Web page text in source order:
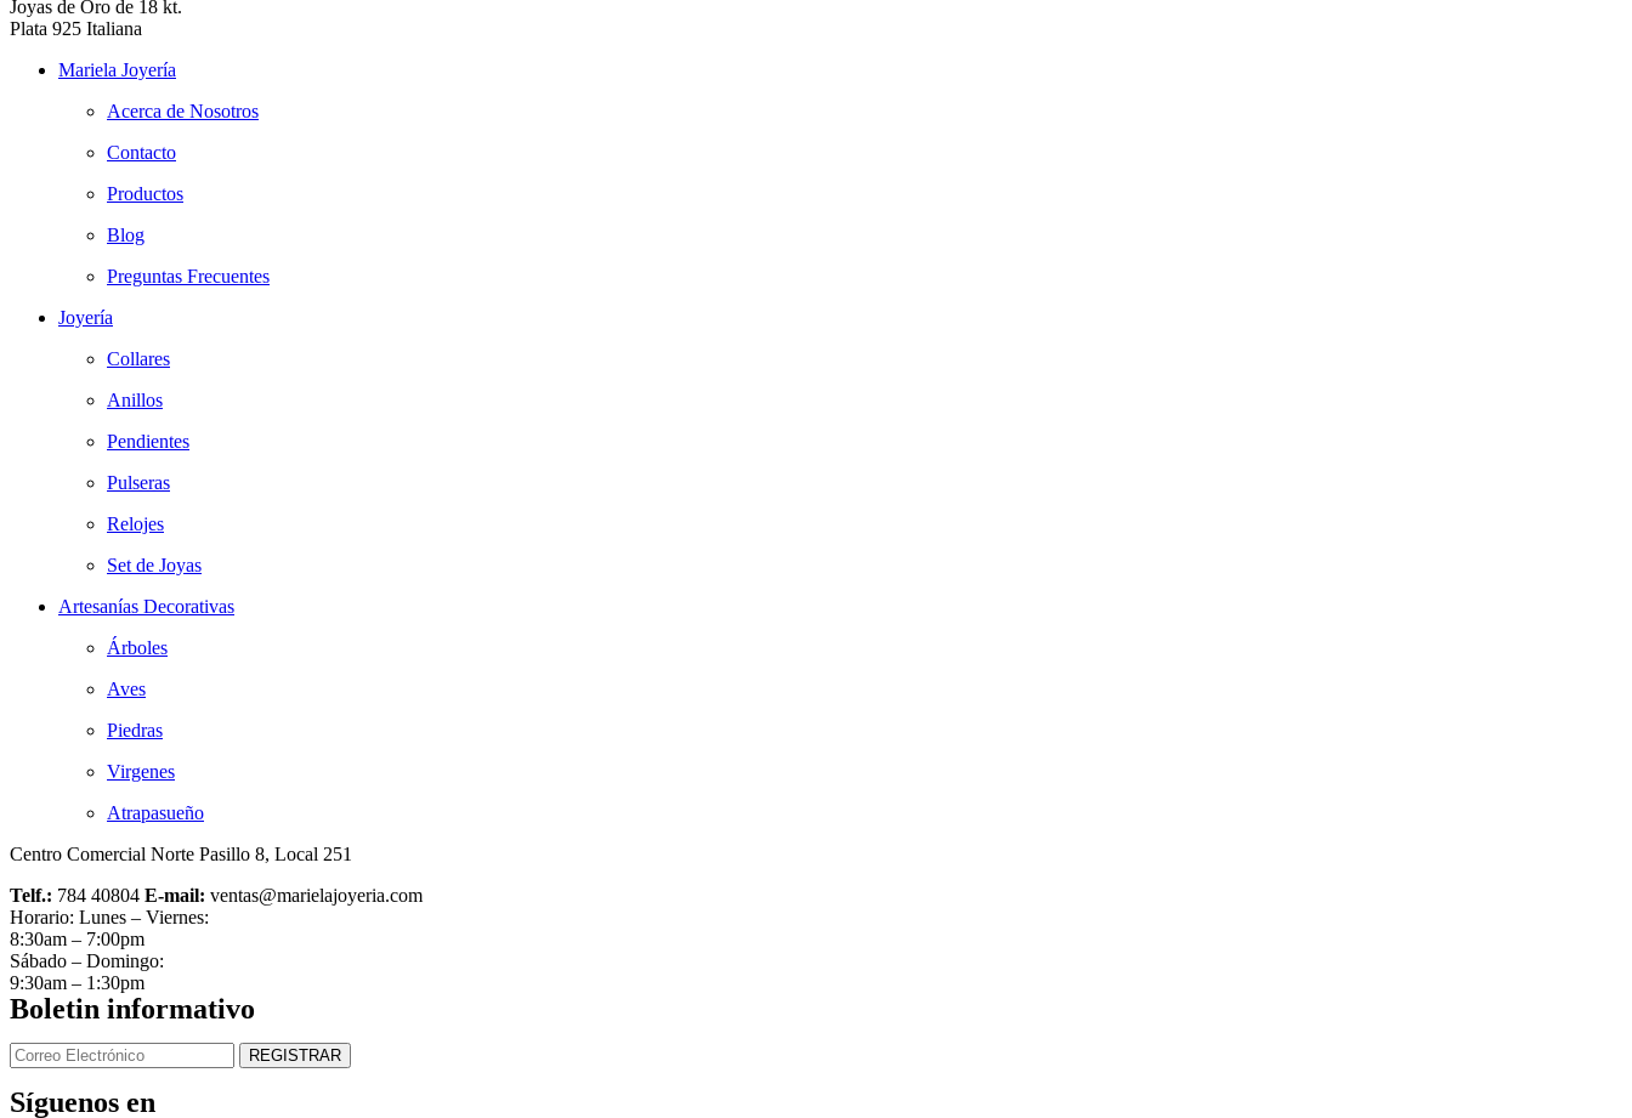
Joyas de Oro de 18 kt.
Plata 925 Italiana
Mariela Joyería
Acerca de Nosotros
Contacto
Productos
Blog
Preguntas Frecuentes
Joyería
Collares
Anillos
Pendientes
Pulseras
Relojes
Set de Joyas
Artesanías Decorativas
Árboles
Aves
Piedras
Virgenes
Atrapasueño
Centro Comercial Norte Pasillo 8, Local 251
Telf.: 784 40804 E-mail: ventas@marielajoyeria.com
Horario: Lunes – Viernes:
8:30am – 7:00pm
Sábado – Domingo:
9:30am – 1:30pm
Boletin informativo
Síguenos en